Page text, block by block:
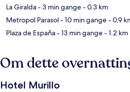
La Giralda- 3 min gange- 0.3 km
Metropol Parasol- 10 min gange- 0.9
Plaza de España- 13 min gange- 1.2 km
Om dette
Hotel Murillo